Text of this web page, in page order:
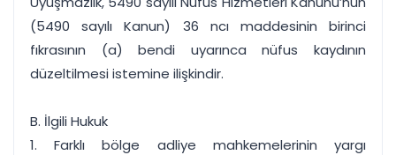
(5490 sayılı Kanun) 36 ncı maddesinin birinci
fıkrasının (a) bendi uyarınca nüfus kaydının
düzeltilmesi istemine ilişkindir.
B. İlgili Hukuk
1. Farklı bölge adliye mahkemelerinin yargı